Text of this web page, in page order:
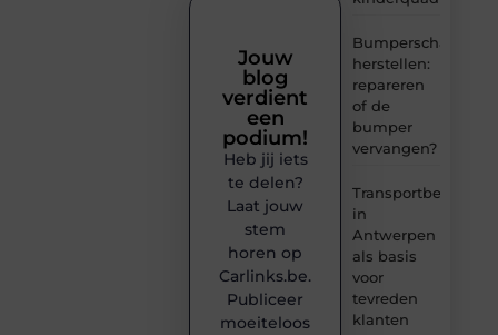
Bumperschade
herstellen:
repareren
of de
bumper
vervangen?
Transportbedrijf
in
Antwerpen
als basis
voor
tevreden
klanten
Jouw
blog
verdient
een
podium!
Heb jij iets
te delen?
Laat jouw
stem
horen op
Carlinks.be.
Publiceer
moeiteloos